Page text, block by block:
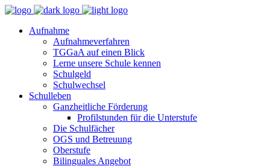
Aufnahme
Aufnahmeverfahren
TGGaA auf einen Blick
Lerne unsere Schule kennen
Schulgeld
Schulwechsel
Schulleben
Ganzheitliche Förderung
Profilstunden für die Unterstufe
Die Schulfächer
OGS und Betreuung
Oberstufe
Bilinguales Angebot